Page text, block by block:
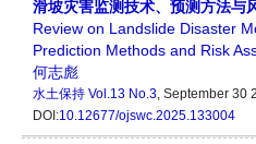
滑坡灾害监测技术、预测方法与
Review on Landslide Disaster
Prediction Methods and Risk
何志彪
水土保持 Vol.13 No.3, September 30
DOI:10.12677/ojswc.2025.133004